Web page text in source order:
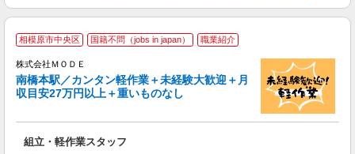
相模原市中央区 国籍不問（jobs in japan） 職業紹介
株式会社ＭＯＤＥ
南橋本駅／カンタン軽作業＋未経験大歓迎＋月
収目安27万円以上＋重いものなし
組立・軽作業スタッフ